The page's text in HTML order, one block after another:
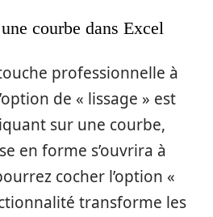
courbe dans Excel
professionnelle à
de « lissage » est
sur une courbe,
en forme s’ouvrira à
cocher l’option «
transforme les